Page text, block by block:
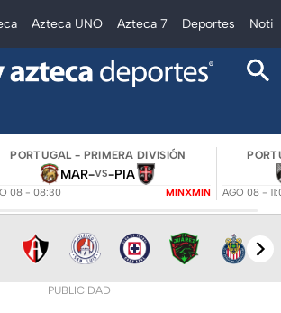
Azteca UNO Azteca 7 Deportes
PORTUGAL - PRIMERA DIVISIÓN
MAR-VS-PIA
08 - 08:30 MINXMIN AGO 08 -
PUBLICIDAD